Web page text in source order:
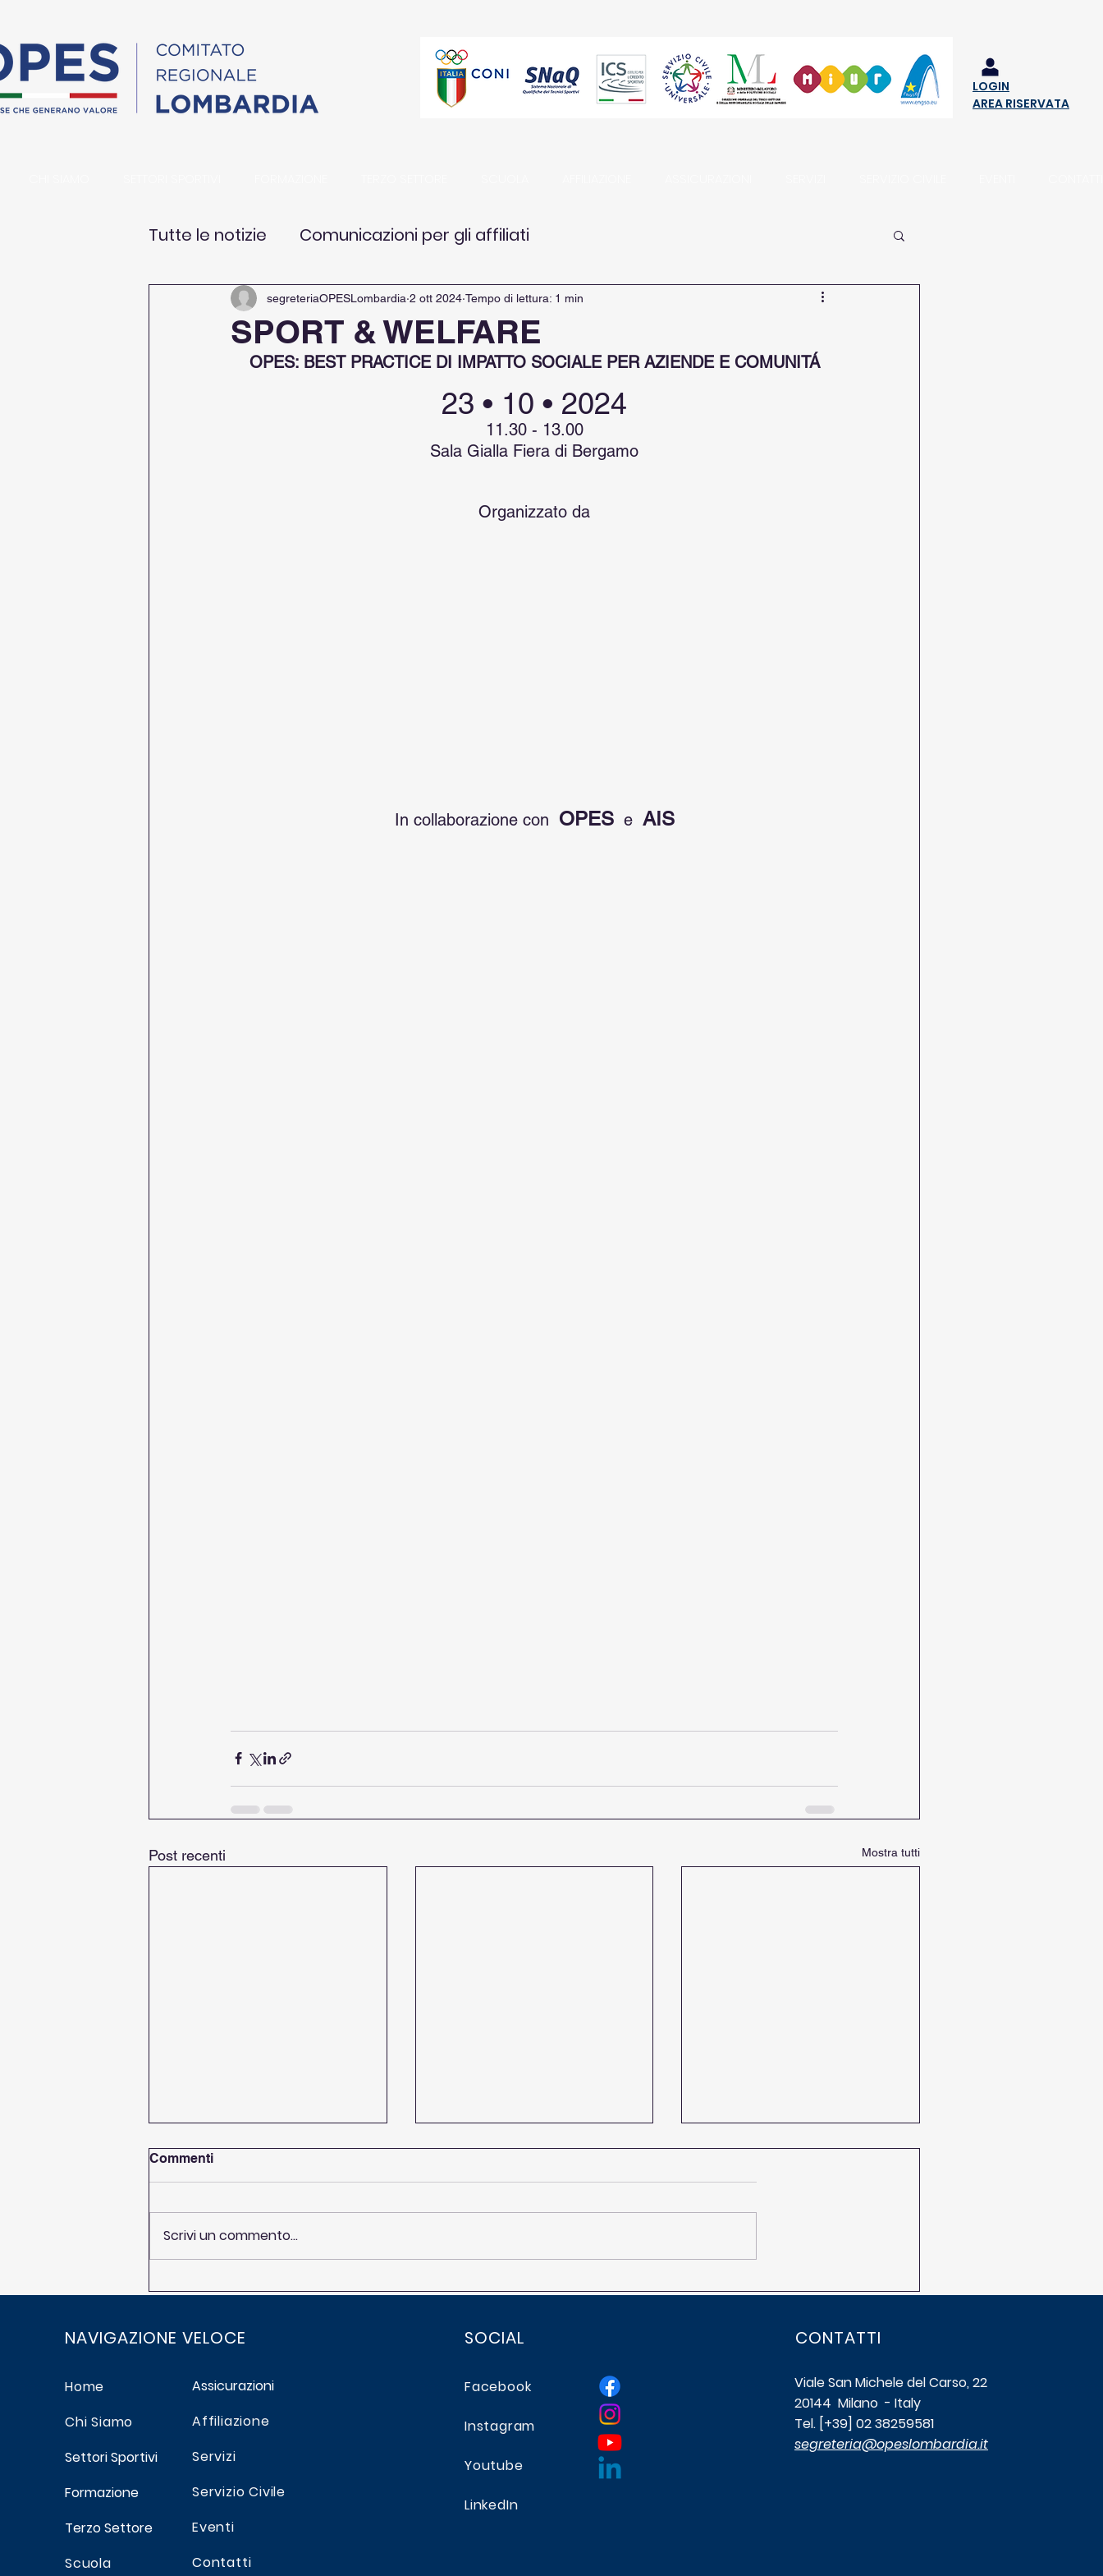
LOGIN
AREA RISERVATA
Tutte le notizie Comunicazioni per gli affiliati
SPORT & WELFARE
segreteriaOPESLombardia 2 ott 2024 Tempo di lettura: 1 min
OPES: BEST PRACTICE DI IMPATTO SOCIALE PER AZIENDE E COMUNITÁ
23 • 10 • 2024
11.30 - 13.00
Sala Gialla Fiera di Bergamo
Organizzato da
In collaborazione con OPES
  e
AIS
Post recenti Mostra tutti
Romagna
Commenti
Scrivi un commento...
NAVIGAZIONE VELOCE
Home
Chi Siamo
Settori Sportivi
Formazione
Terzo Settore
Scuola
Assicurazioni
Affiliazione
Servizi
Servizio Civile
Eventi
Contatti
SOCIAL
Facebook
Instagram
Youtube
LinkedIn
CONTATTI
Viale San Michele del Carso, 22
20144 Milano - Italy
Tel. [+39] 02 38259581
segreteria@opeslombardia.it